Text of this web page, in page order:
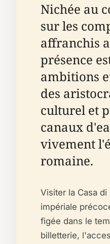
Nichée au
sur les
affranchis
présence
ambitions
des
culturel et
canaux
vivement
romaine.
Visiter la Casa
impériale
figée dans le
billetterie,